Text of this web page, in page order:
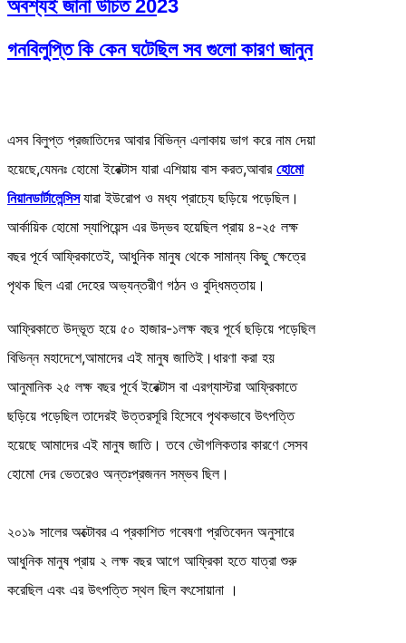
অবশ্যই জানা উচিত 2023
গনবিলুপ্তি কি কেন ঘটেছিল সব গুলো কারণ জানুন
এসব বিলুপ্ত প্রজাতিদের আবার বিভিন্ন এলাকায় ভাগ করে নাম দেয়া
হয়েছে,যেমনঃ হোমো ইরেক্টাস যারা এশিয়ায় বাস করত,আবার হোমো
নিয়ানডার্টালেন্সিস যারা ইউরোপ ও মধ্য প্রাচ্যে ছড়িয়ে পড়েছিল।
আর্কায়িক হোমো স্যাপিয়েন্স এর উদ্ভব হয়েছিল প্রায় ৪-২৫ লক্ষ
বছর পূর্বে আফ্রিকাতেই, আধুনিক মানুষ থেকে সামান্য কিছু ক্ষেত্রে
পৃথক ছিল এরা দেহের অভ্যন্তরীণ গঠন ও বুদ্ধিমত্তায়।
আফ্রিকাতে উদ্ভূত হয়ে ৫০ হাজার-১লক্ষ বছর পূর্বে ছড়িয়ে পড়েছিল
বিভিন্ন মহাদেশে,আমাদের এই মানুষ জাতিই।ধারণা করা হয়
আনুমানিক ২৫ লক্ষ বছর পূর্বে ইরেক্টাস বা এরগ্যাস্টরা আফ্রিকাতে
ছড়িয়ে পড়েছিল তাদেরই উত্তরসূরি হিসেবে পৃথকভাবে উৎপত্তি
হয়েছে আমাদের এই মানুষ জাতি। তবে ভৌগলিকতার কারণে সেসব
হোমো দের ভেতরেও অন্তঃপ্রজনন সম্ভব ছিল।
২০১৯ সালের অক্টোবর এ প্রকাশিত গবেষণা প্রতিবেদন অনুসারে
আধুনিক মানুষ প্রায় ২ লক্ষ বছর আগে আফ্রিকা হতে যাত্রা শুরু
করেছিল এবং এর উৎপত্তি স্থল ছিল বৎসোয়ানা ।